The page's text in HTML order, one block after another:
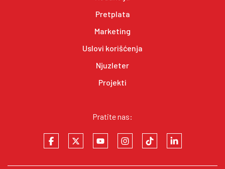
Pretplata
Marketing
Uslovi korišćenja
Njuzleter
Projekti
Pratite nas: